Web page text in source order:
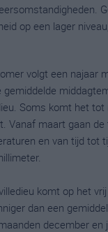
op een lager
volgt een najaar
gemiddelde
Soms komt het
Vanaf maart gaan
en van tijd tot
komt op het
dan een
december